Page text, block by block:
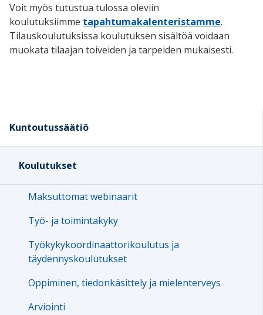
Voit myös tutustua tulossa oleviin
koulutuksiimme tapahtumakalenteristamme.
Tilauskoulutuksissa koulutuksen sisältöä voidaan
muokata tilaajan toiveiden ja tarpeiden mukaisesti.
Kuntoutussäätiö
Koulutukset
Maksuttomat webinaarit
Työ- ja toimintakyky
Työkykykoordinaattorikoulutus ja
täydennyskoulutukset
Oppiminen, tiedonkäsittely ja mielenterveys
Arviointi